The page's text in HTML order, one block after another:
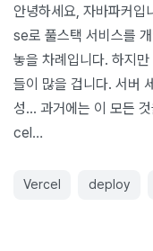
안녕하세요, 자바파커
se로 풀스택 서비스를
놓을 차례입니다. 하지
들이 많을 겁니다. 서버
성... 과거에는 이 모든
cel…
Vercel deploy